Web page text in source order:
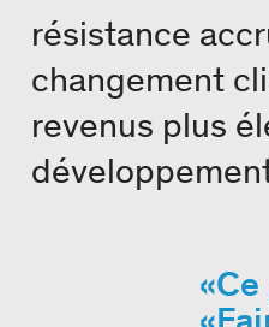
résistance
changement
revenus plus